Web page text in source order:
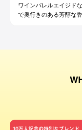
ワインバレルエイジド
で奥行きのある芳醇な